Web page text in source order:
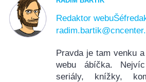
Redaktor webu
Pravda je tam venku
webu ábíčka.
seriály, knížky,